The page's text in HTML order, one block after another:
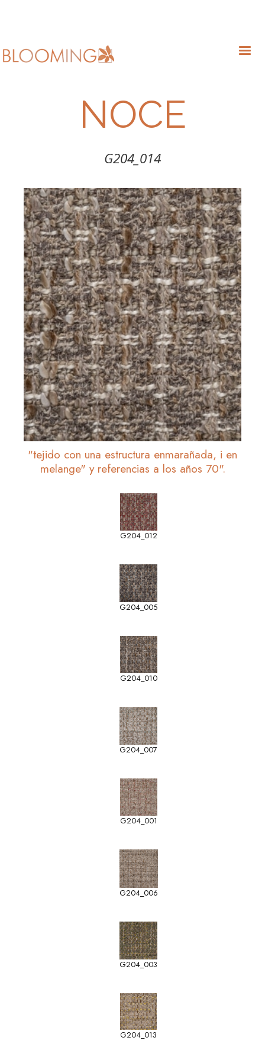
NOCE
G204_014
"tejido con una estructura enmarañada, i en
melange" y referencias a los años 70".
G204_012
G204_005
G204_010
G204_007
G204_001
G204_006
G204_003
G204_013